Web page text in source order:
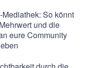
Mediathek: So könnt
und die
eure Community